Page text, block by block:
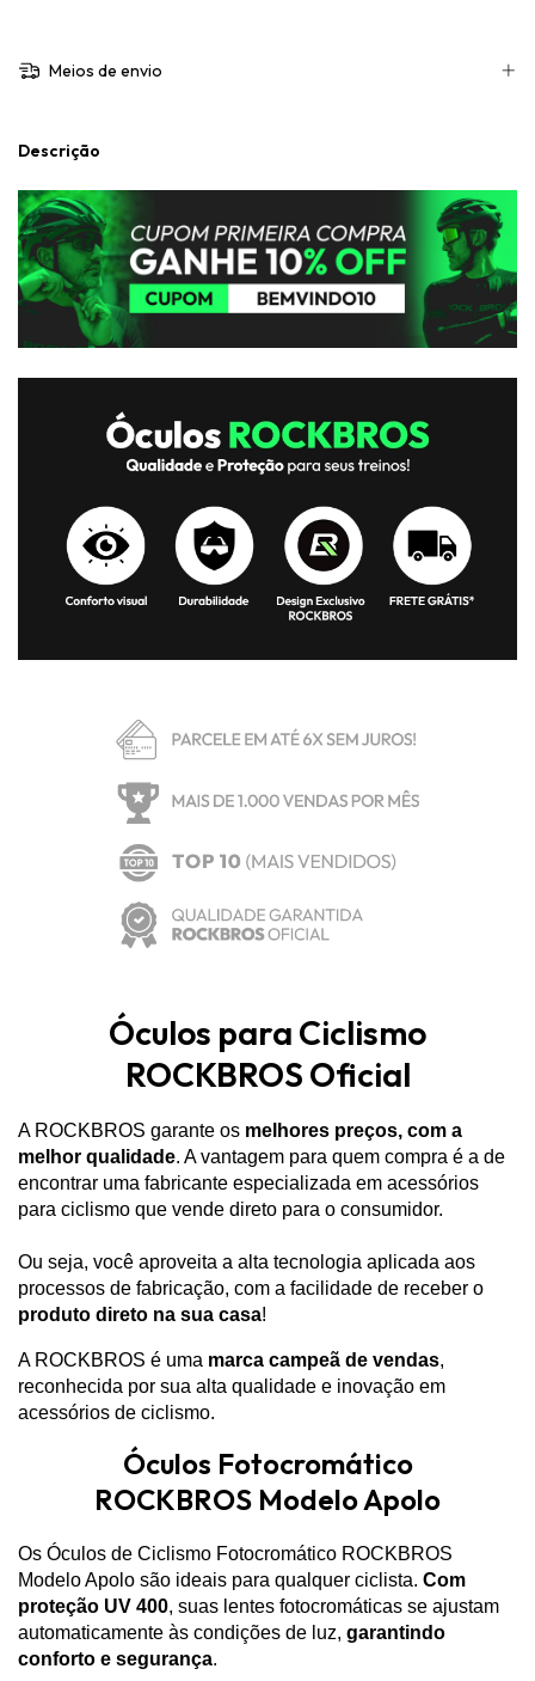
Meios de envio
Descrição
Óculos para Ciclismo
ROCKBROS Oficial
A ROCKBROS garante os melhores preços, com a
melhor qualidade. A vantagem para quem compra é a de
encontrar uma fabricante especializada em acessórios
para ciclismo que vende direto para o consumidor.
Ou seja, você aproveita a alta tecnologia aplicada aos
processos de fabricação, com a facilidade de receber o
produto direto na sua casa!
A ROCKBROS é uma marca campeã de vendas,
reconhecida por sua alta qualidade e inovação em
acessórios de ciclismo.
Óculos Fotocromático
ROCKBROS Modelo Apolo
Os Óculos de Ciclismo Fotocromático ROCKBROS
Modelo Apolo são ideais para qualquer ciclista. Com
proteção UV 400, suas lentes fotocromáticas se ajustam
automaticamente às condições de luz, garantindo
conforto e segurança.